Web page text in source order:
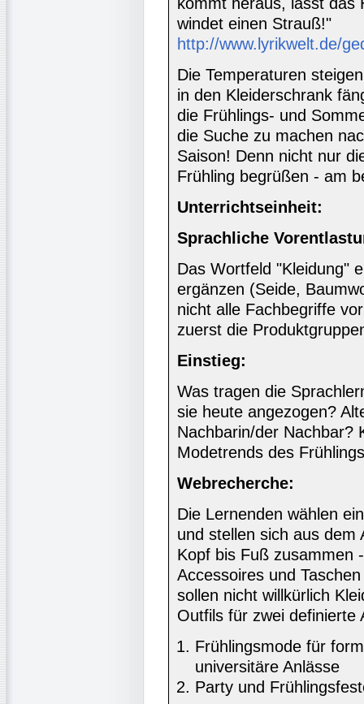
windet einen Strauß!"
http://www.lyrikwelt.de/
Die Temperaturen
in den Kleiderschrank
die Frühlings- und
die Suche zu machen
Saison! Denn nicht nur
Frühling begrüßen - am
Unterrichtseinheit:
Sprachliche
Das Wortfeld "Kleidung"
ergänzen (Seide,
nicht alle Fachbegriffe
zuerst die
Einstieg:
Was tragen die
sie heute angezogen?
Nachbarin/der Nachbar?
Modetrends des
Webrecherche:
Die Lernenden wählen
und stellen sich aus dem
Kopf bis Fuß zusammen
Accessoires und
sollen nicht willkürlich
Outfils für zwei definierte
Frühlingsmode für
universitäre Anlässe
Party und